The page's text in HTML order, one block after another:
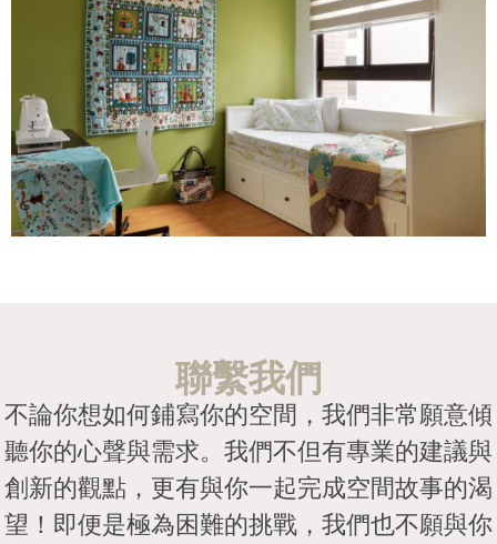
聯繫我們
不論你想如何鋪寫你的空間，我們非常願意傾
聽你的心聲與需求。我們不但有專業的建議與
創新的觀點，更有與你一起完成空間故事的渴
望！即便是極為困難的挑戰，我們也不願與你